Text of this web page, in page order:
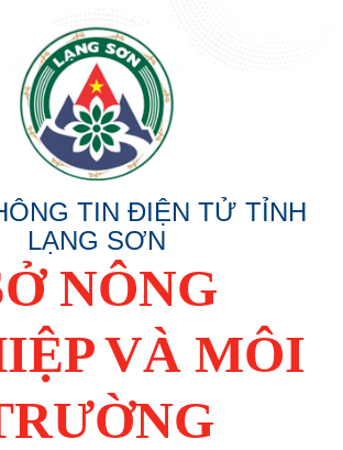
TIN ĐIỆN TỬ TỈNH
LẠNG SƠN
NÔNG
VÀ MÔI